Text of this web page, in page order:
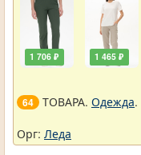
1 706 ₽ 1 465 ₽
64 ТОВАРА. Одежда.
Орг: Леда